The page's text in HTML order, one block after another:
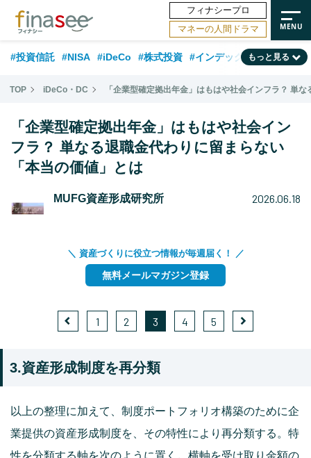
フィナシープロ
マネーの人間ドラマ
#投資信託 #NISA #iDeCo #株式投資 #インデックスファンド
#相談事例 #新NISA #相続・贈与 #FP #積立投資 #30代
#フィナンシャル・ウェルビーイング #トレンド
#50代 #データ・調査 #老後
もっと見る
TOP iDeCo・DC 「企業型確定拠出年金」はもはや社会インフラ？ 単
「企業型確定拠出年金」はもはや社会イン
フラ？ 単なる退職金代わりに留まらない
「本当の価値」とは
MUFG資産形成研究所 2026.06.18
＼ 資産づくりに役立つ情報が毎週届く！ ／
無料メールマガジン登録
1 2 3 4 5
3.資産形成制度を再分類
以上の整理に加えて、制度ポートフォリオ構築のために企
業提供の資産形成制度を、その特性により再分類する。特
性を分類する軸を次のように置く。横軸を受け取り金額の